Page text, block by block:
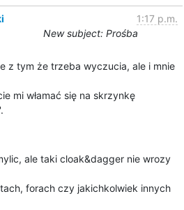
1:17 p.m.
New subject: Prośba
z tym że trzeba wyczucia, ale i mnie
mi włamać się na skrzynkę
ale taki cloak&dagger nie wrozy
forach czy jakichkolwiek innych